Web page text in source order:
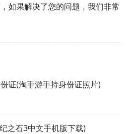
如果解决了您的问题，我们非常
证(淘手游手持身份证照片)
之石3中文手机版下载)